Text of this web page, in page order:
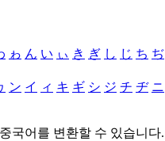
ゎ ん い ぃ き ぎ し じ ち ぢ
ン イ ィ キ ギ シ ジ チ ヂ ニ
국어를 변환할 수 있습니다.